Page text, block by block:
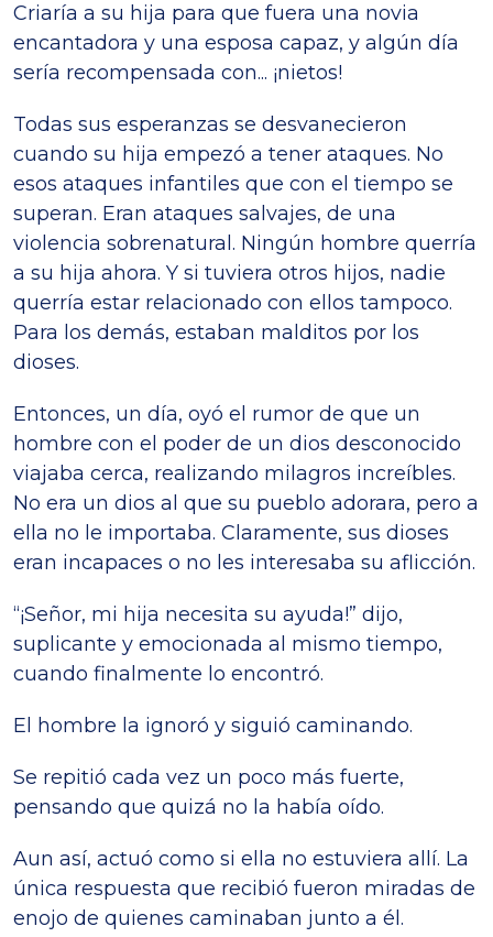
Criaría a su hija para que fuera una novia
encantadora y una esposa capaz, y algún día
sería recompensada con... ¡nietos!
Todas sus esperanzas se desvanecieron
cuando su hija empezó a tener ataques. No
esos ataques infantiles que con el tiempo se
superan. Eran ataques salvajes, de una
violencia sobrenatural. Ningún hombre querría
a su hija ahora. Y si tuviera otros hijos, nadie
querría estar relacionado con ellos tampoco.
Para los demás, estaban malditos por los
dioses.
Entonces, un día, oyó el rumor de que un
hombre con el poder de un dios desconocido
viajaba cerca, realizando milagros increíbles.
No era un dios al que su pueblo adorara, pero a
ella no le importaba. Claramente, sus dioses
eran incapaces o no les interesaba su aflicción.
“¡Señor, mi hija necesita su ayuda!” dijo,
suplicante y emocionada al mismo tiempo,
cuando finalmente lo encontró.
El hombre la ignoró y siguió caminando.
Se repitió cada vez un poco más fuerte,
pensando que quizá no la había oído.
Aun así, actuó como si ella no estuviera allí. La
única respuesta que recibió fueron miradas de
enojo de quienes caminaban junto a él.